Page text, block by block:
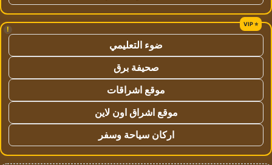
!
ضوء التعليمي
صحيفة برق
موقع اشراقات
موقع اشراق اون لاين
اركان سياحة وسفر